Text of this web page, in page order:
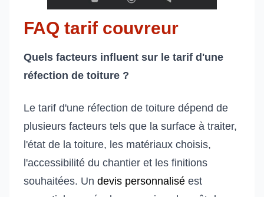
FAQ tarif couvreur
Quels facteurs influent sur le tarif d'une
réfection de toiture ?
Le tarif d'une réfection de toiture dépend de
plusieurs facteurs tels que la surface à traiter,
l'état de la toiture, les matériaux choisis,
l'accessibilité du chantier et les finitions
souhaitées. Un devis personnalisé est